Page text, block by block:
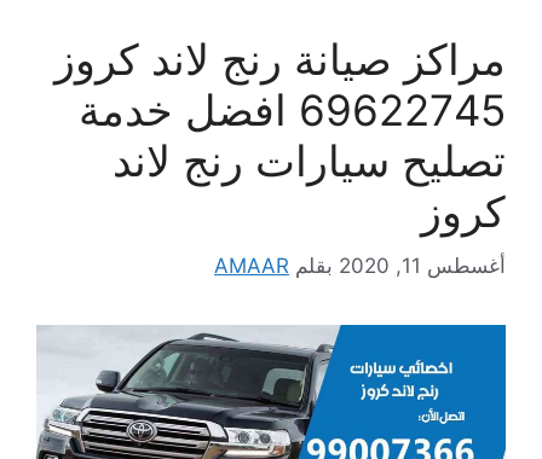
مراكز صيانة رنج لاند كروز
69622745 افضل خدمة
تصليح سيارات رنج لاند
كروز
أغسطس 11, 2020 بقلم AMAAR